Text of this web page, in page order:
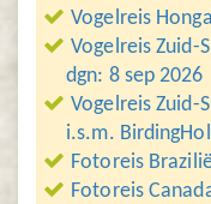
Vogelreis
Vogelreis Zuid-
dgn: 8 sep 2026
Vogelreis Zuid-
i.s.m.
Fotoreis
Fotoreis